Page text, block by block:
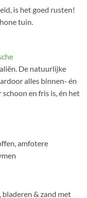
is het goed rusten!
tuin.
De natuurlijke
alles binnen- én
en fris is, én het
amfotere
& zand met